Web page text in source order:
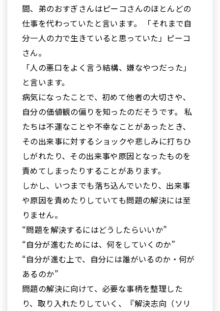
間、弟のおすぎさんはピーコさんのほとんどの
仕事を代わっていたと言います。 「それまで自
分一人の力で生きていると思っていた」ピーコ
さん。
「人の悪口をよく言う結構、嫌なやつだった」
と言います。
病気になったことで、初めて他者の大切さや、
自分の価値観の偏りを知ったのだそうです。 私
たちは不運なことや不幸なことがあったとき、
その出来事に対するショックや悲しみに打ちひ
しがれたり、その出来事や原因となったものを
責めてしまったりすることがあります。
しかし、いつまでも落ち込んでいたり、出来事
や原因を責めたりしていても問題の解決には至
りません。
“問題を解決するにはどうしたらいいか”
“自分が進むためには、何をしていくのか”
“自分が進む上で、自分には誰がいるのか・何が
あるのか”
問題の解決に向けて、必要な事柄を整理した
り、取り入れたりしていく、『解決志向（ソリ